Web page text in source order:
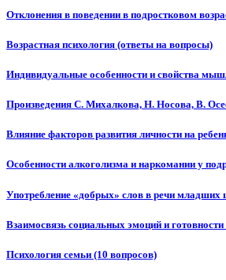
Отклонения в поведении в подростковом
Возрастная психология (ответы на вопросы)
Индивидуальные особенности и свойства
Произведения С. Михалкова, Н. Носова, В.
Влияние факторов развития личности на
Особенности алкоголизма и наркомании у
Употребление «добрых» слов в речи младших
Взаимосвязь социальных эмоций и
Психология семьи (10 вопросов)